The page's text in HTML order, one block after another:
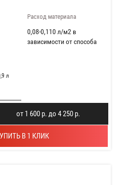
Расход материала
0,08-0,110 л/м2 в
зависимости от способа
л
от 1 600 р. до 4 250 р.
В 1 КЛИК